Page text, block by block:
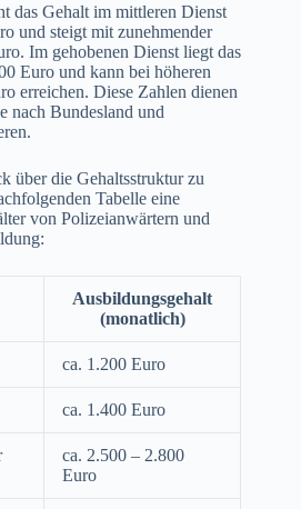
das Gehalt im mittleren Dienst
und steigt mit zunehmender
Im gehobenen Dienst liegt das
Euro und kann bei höheren
erreichen. Diese Zahlen dienen
nach Bundesland und
über die Gehaltsstruktur zu
Tabelle eine
von Polizeianwärtern und
Ausbildungsgehalt
(monatlich)
ca. 1.200 Euro
ca. 1.400 Euro
ca. 2.500 – 2.800
Euro